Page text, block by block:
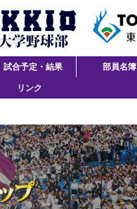
試合予定・結果 部員名簿
リンク